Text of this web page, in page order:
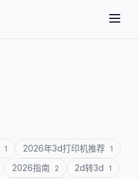
1 2026年3d打印机推荐 1
2026指南 2 2d转3d 1